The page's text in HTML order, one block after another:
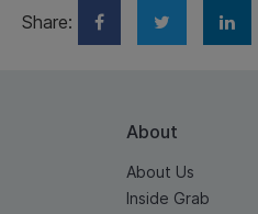
Share:
About
About Us
Inside Grab